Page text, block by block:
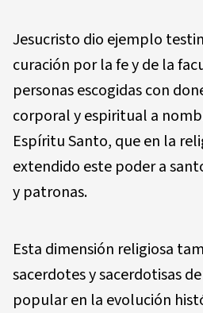
Jesucristo dio ejemplo
curación por la fe y de la
personas escogidas con
corporal y espiritual a
Espíritu Santo, que en la
extendido este poder a
y patronas.
Esta dimensión religiosa
sacerdotes y sacerdotisas
popular en la evolución